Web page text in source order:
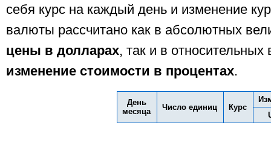
себя курс на каждый день и изменение
валюты рассчитано как в абсолютных
цены в долларах, так и в относительных
изменение стоимости в процентах.
День
месяца
Число единиц Курс